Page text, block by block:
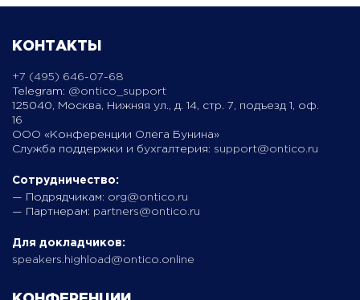
КОНТАКТЫ
+7 (495) 646-07-68
Telegram: @ontico_support
125040, Москва, Нижняя ул., д. 14, стр. 7, подъезд 1, оф.
16
ООО «Конференции Олега Бунина»
Служба поддержки и бухгалтерия: support@ontico.ru
Сотрудничество:
— Подрядчикам: org@ontico.ru
— Партнерам: partners@ontico.ru
Для докладчиков:
speakers.highload@ontico.online